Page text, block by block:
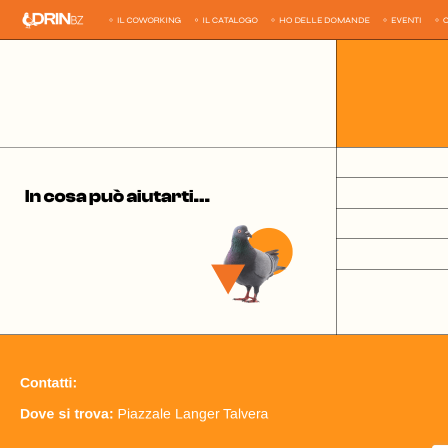
content
IL COWORKING IL CATALOGO HO DELLE DOMANDE EVENTI
In cosa può aiutarti...
Contatti:
Dove si trova: Piazzale Langer Talvera